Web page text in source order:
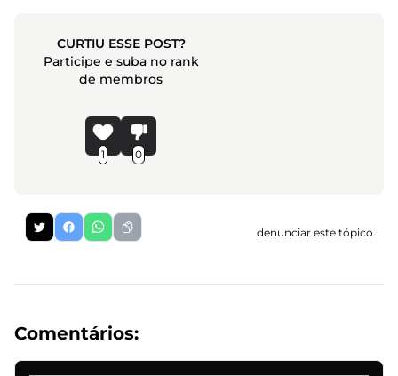
CURTIU ESSE POST?
Participe e suba no rank
de membros
1 0
denunciar este tópico
Comentários: